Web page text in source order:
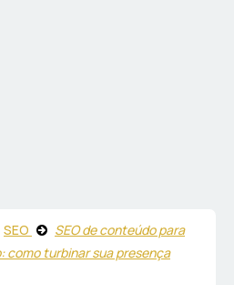
SEO
SEO de conteúdo para
como turbinar sua presença